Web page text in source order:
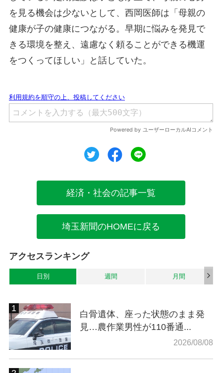
を見る機会は少ないとして、西岡医師は「母親の
健康が子の健康につながる。早期に悩みを発見で
きる環境を整え、遠慮なく頼ることができる機運
をつくってほしい」と話していた。
ツイートシェア
経済・社会の記事一覧
埼玉新聞のHOMEに戻る
アクセスランキング
日別 週間 月間
白骨遺体、座った状態のまま発
見…農作業男性が110番通...
2026/08/08